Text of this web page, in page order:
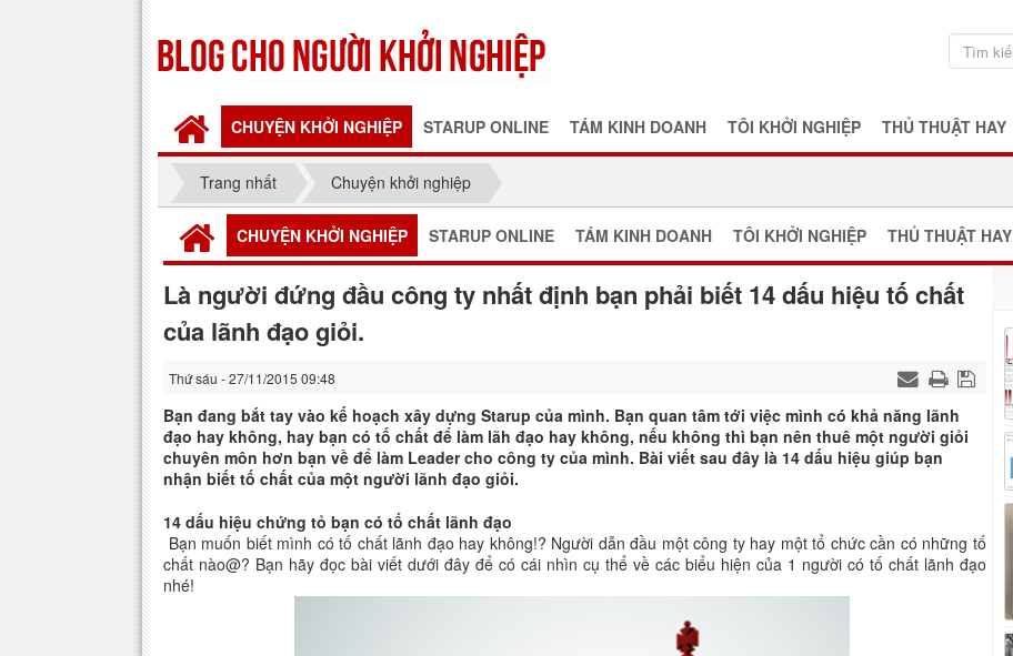
CHUYỆN KHỞI NGHIỆP STARUP ONLINE TÁM KINH DOANH TÔI KHỞI NGHIỆP THỦ THUẬT HAY
Trang nhất Chuyện khởi nghiệp
CHUYỆN KHỞI NGHIỆP STARUP ONLINE TÁM KINH DOANH TÔI KHỞI NGHIỆP THỦ THUẬT HAY
Là người đứng đầu công ty nhất định bạn phải biết 14 dấu hiệu tố chất
của lãnh đạo giỏi.
Thứ sáu - 27/11/2015 09:48
Bạn đang bắt tay vào kế hoạch xây dựng Starup của mình. Bạn quan tâm tới việc mình có khả năng lãnh
đạo hay không, hay bạn có tố chất để làm lãh đạo hay không, nếu không thì bạn nên thuê một người giỏi
chuyên môn hơn bạn về để làm Leader cho công ty của mình. Bài viết sau đây là 14 dấu hiệu giúp bạn
nhận biết tố chất của một người lãnh đạo giỏi.
14 dấu hiệu chứng tỏ bạn có tố chất lãnh đạo
Bạn muốn biết mình có tố chất lãnh đạo hay không!? Người dẫn đầu một công ty hay một tổ chức cần có những tố
chất nào@? Bạn hãy đọc bài viết dưới đây để có cái nhìn cụ thể về các biểu hiện của 1 người có tố chất lãnh đạo
nhé!